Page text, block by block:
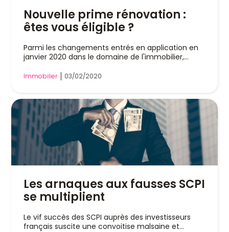
Nouvelle prime rénovation :
êtes vous éligible ?
Parmi les changements entrés en application en
janvier 2020 dans le domaine de l'immobilier,...
Immobilier 03/02/2020
Les arnaques aux fausses SCPI
se multiplient
Le vif succès des SCPI auprès des investisseurs
français suscite une convoitise malsaine et...